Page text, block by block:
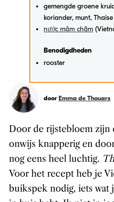
gemengde groene
koriander, munt,
nước mắm chấm
Benodigdheden
rooster
door Emma de Thouars
Door de rijstebloem zijn
onwijs knapperig en
nog eens heel luchtig.
Voor het recept heb je
buikspek nodig, iets wat